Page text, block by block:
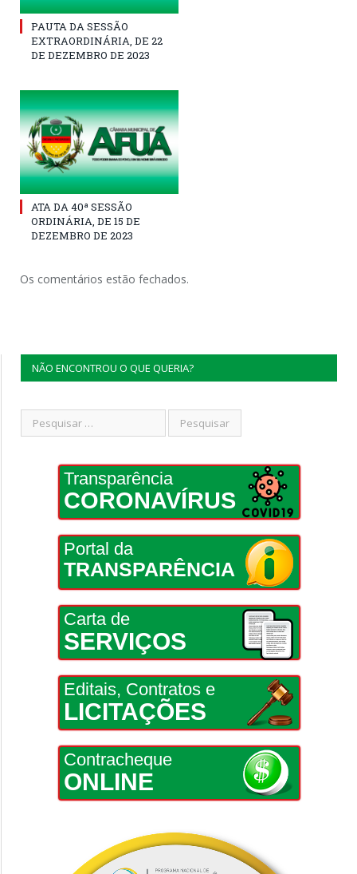
PAUTA DA SESSÃO
EXTRAORDINÁRIA, DE 22
DE DEZEMBRO DE 2023
ATA DA 40ª SESSÃO
ORDINÁRIA, DE 15 DE
DEZEMBRO DE 2023
Os comentários estão fechados.
NÃO ENCONTROU O QUE QUERIA?
Transparência
CORONAVÍRUS
Portal da
TRANSPARÊNCIA
Carta de
SERVIÇOS
Editais, Contratos e
LICITAÇÕES
Contracheque
ONLINE